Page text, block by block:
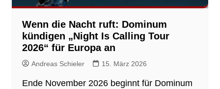
Wenn die Nacht ruft: Dominum
kündigen „Night Is Calling Tour
2026“ für Europa an
Andreas Schieler 15. März 2026
Ende November 2026 beginnt für Dominum